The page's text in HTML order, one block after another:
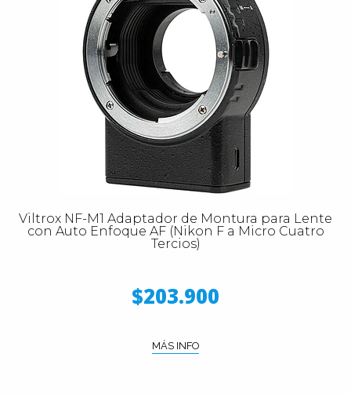
Viltrox NF-M1 Adaptador de Montura para Lente
con Auto Enfoque AF (Nikon F a Micro Cuatro
Tercios)
$203.900
MÁS INFO